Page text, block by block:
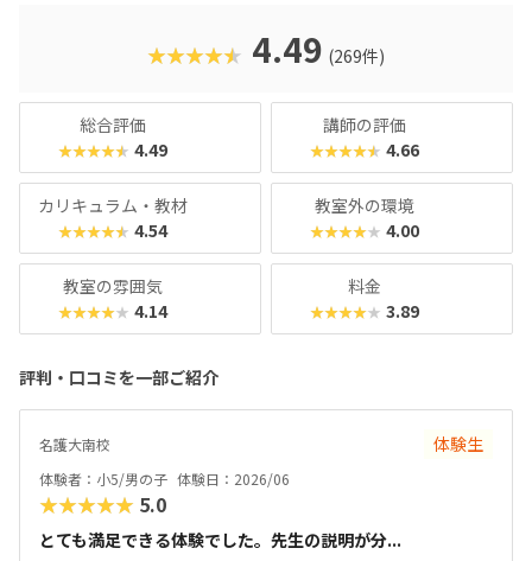
riptのテキストプログラミングまで体系的に学べます。長く
続けても飽きないよう壮大なワールドやストーリーが展開さ
報科目導入など、教育現場でますます重要視される「プログ
ラミング的思考」。コードアドベンチャーなら、お子様が夢
中になれる環境で、将来に直結する力をしっかり育めます。
★★★★★ 4.49 (269件)
総合評価
★★★★★ 4.49
講師の評価
★★★★★ 4.66
カリキュラム・教材
★★★★★ 4.54
教室外の環境
★★★★★ 4.00
教室の雰囲気
★★★★★ 4.14
料金
★★★★★ 3.89
評判・口コミを一部ご紹介
名護大南校 体験生
体験者：小5/男の子 体験日：2026/06
★★★★★ 5.0
とても満足できる体験でした。先生の説明が分...